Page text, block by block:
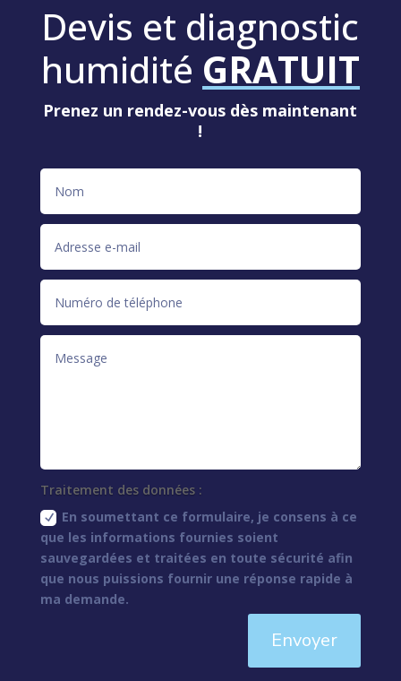
Devis et diagnostic
humidité GRATUIT
Prenez un rendez-vous dès maintenant
!
Traitement des données :
En soumettant ce formulaire, je consens à ce
que les informations fournies soient
sauvegardées et traitées en toute sécurité afin
que nous puissions fournir une réponse rapide à
ma demande.
Envoyer